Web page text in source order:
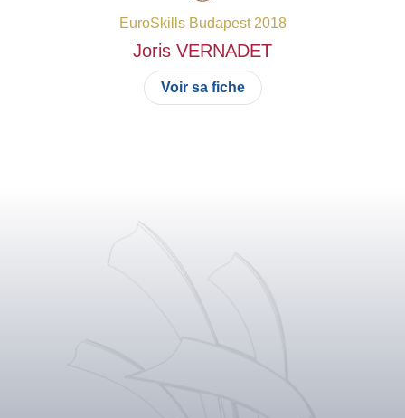
EuroSkills Budapest 2018
Joris VERNADET
Voir sa fiche